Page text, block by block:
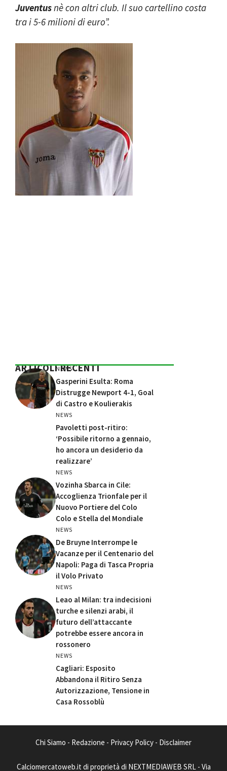
Juventusnè con altri club. Il suo cartellino costa
tra i 5-6 milioni di euro”.
ARTICOLI RECENTI
NEWS
Gasperini Esulta: Roma
Distrugge Newport 4-1, Goal
di Castro e Koulierakis
NEWS
Pavoletti post-ritiro:
‘Possibile ritorno a gennaio,
ho ancora un desiderio da
realizzare’
NEWS
Vozinha Sbarca in Cile:
Accoglienza Trionfale per il
Nuovo Portiere del Colo
Colo e Stella del Mondiale
NEWS
De Bruyne Interrompe le
Vacanze per il Centenario del
Napoli: Paga di Tasca Propria
il Volo Privato
NEWS
Leao al Milan: tra indecisioni
turche e silenzi arabi, il
futuro dell’attaccante
potrebbe essere ancora in
rossonero
NEWS
Cagliari: Esposito
Abbandona il Ritiro Senza
Autorizzazione, Tensione in
Casa Rossoblù
Chi Siamo - Redazione - Privacy Policy - Disclaimer
Calciomercatoweb.it di proprietà di NEXTMEDIAWEB SRL - Via